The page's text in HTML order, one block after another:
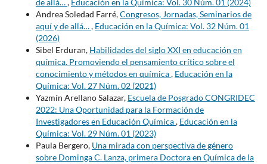
de allá…, Educación en la Química: Vol. 30 Núm. 01 (2024)
Andrea Soledad Farré,Congresos, Jornadas, Seminarios de
aquí y de allá…, Educación en la Química: Vol. 32 Núm. 01
(2026)
Sibel Erduran, Habilidades del siglo XXI en educación en
química. Promoviendo el pensamiento crítico sobre el
conocimiento y métodos en química, Educación en la
Química: Vol. 27 Núm. 02 (2021)
Yazmín Arellano Salazar, Escuela de Posgrado CONGRIDEC
2022: Una Oportunidad para la Formación de
Investigadores en Educación Química, Educación en la
Química: Vol. 29 Núm. 01 (2023)
Paula Bergero, Una mirada con perspectiva de género
sobre Dominga C. Lanza, primera Doctora en Química de la